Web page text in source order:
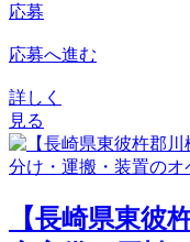
応募
応募へ進む
詳しく
見る
【長崎県東彼